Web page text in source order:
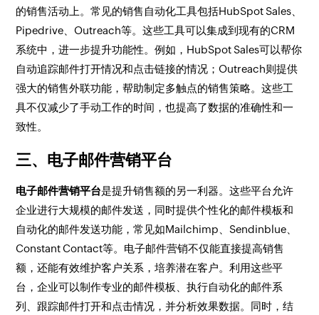
的销售活动上。常见的销售自动化工具包括HubSpot Sales、
Pipedrive、Outreach等。这些工具可以集成到现有的CRM
系统中，进一步提升功能性。例如，HubSpot Sales可以帮你
自动追踪邮件打开情况和点击链接的情况；Outreach则提供
强大的销售外联功能，帮助制定多触点的销售策略。这些工
具不仅减少了手动工作的时间，也提高了数据的准确性和一
致性。
三、电子邮件营销平台
电子邮件营销平台是提升销售额的另一利器。这些平台允许
企业进行大规模的邮件发送，同时提供个性化的邮件模板和
自动化的邮件发送功能，常见如Mailchimp、Sendinblue、
Constant Contact等。电子邮件营销不仅能直接提高销售
额，还能有效维护客户关系，培养潜在客户。利用这些平
台，企业可以制作专业的邮件模板、执行自动化的邮件系
列、跟踪邮件打开和点击情况，并分析效果数据。同时，结